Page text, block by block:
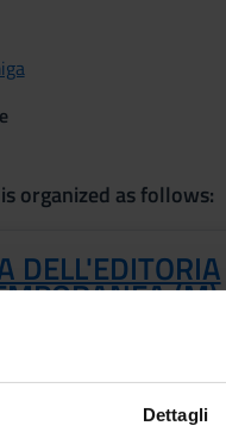
Dettagli
organized as follows:
DELL'EDITORIA
(M)